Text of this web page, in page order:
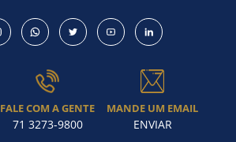
FALE COM A GENTE
71 3273-9800
MANDE UM EMAIL
ENVIAR